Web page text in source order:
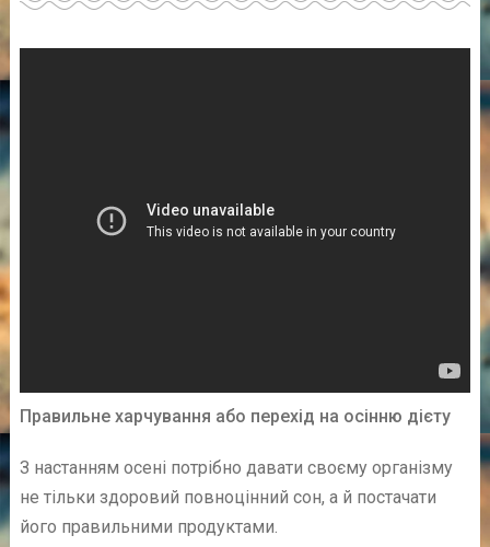
Правильне харчування або перехід на осінню дієту
З настанням осені потрібно давати своєму організму
не тільки здоровий повноцінний сон, а й постачати
його правильними продуктами.